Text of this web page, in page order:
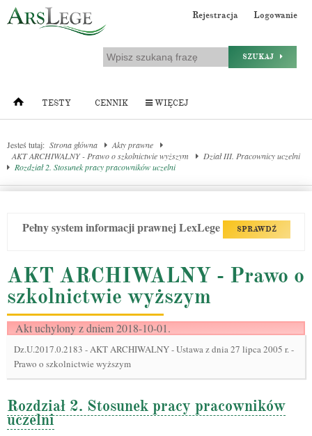
Rejestracja Logowanie
SZUKAJ
TESTY CENNIK WIĘCEJ
Jesteś tutaj: Strona główna
Akty prawne
AKT ARCHIWALNY - Prawo o szkolnictwie wyższym
Dział III. Pracownicy uczelni
Rozdział 2. Stosunek pracy pracowników uczelni
Pełny system informacji prawnej LexLege SPRAWDŹ
AKT ARCHIWALNY - Prawo o
szkolnictwie wyższym
Akt uchylony z dniem 2018-10-01.
Dz.U.2017.0.2183 -AKT ARCHIWALNY - Ustawa z dnia 27 lipca 2005 r. -
Prawo o szkolnictwie wyższym
Rozdział 2. Stosunek pracy pracowników
uczelni